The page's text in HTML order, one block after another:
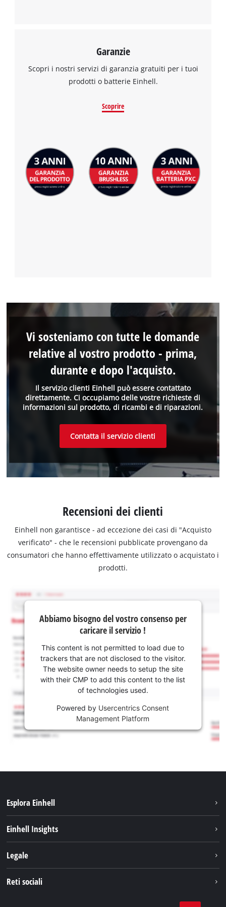
to the list of technologies used.
Powered byUsercentrics Consent
Management Platform
Garanzie
Scopri i nostri servizi di garanzia gratuiti per i tuoi
prodotti o batterie Einhell.
Scoprire
Il servizio clienti Einhell può essere contattato
direttamente. Ci occupiamo delle vostre richieste di
informazioni sul prodotto, di ricambi e di riparazioni.
Vi sosteniamo con tutte le domande
relative al vostro prodotto - prima,
durante e dopo l'acquisto.
Contatta il servizio clienti
Recensioni dei clienti
Einhell non garantisce - ad eccezione dei casi di "Acquisto
verificato" - che le recensioni pubblicate provengano da
consumatori che hanno effettivamente utilizzato o acquistato i
prodotti.
Abbiamo bisogno del vostro consenso per
caricare il servizio !
This content is not permitted to load due to
trackers that are not disclosed to the visitor.
The website owner needs to setup the site
with their CMP to add this content to the list
of technologies used.
Powered by Usercentrics Consent
Management Platform
Esplora Einhell
Chi siamo
Einhell Insights
Einhell prodotti
Legale
Reti sociali